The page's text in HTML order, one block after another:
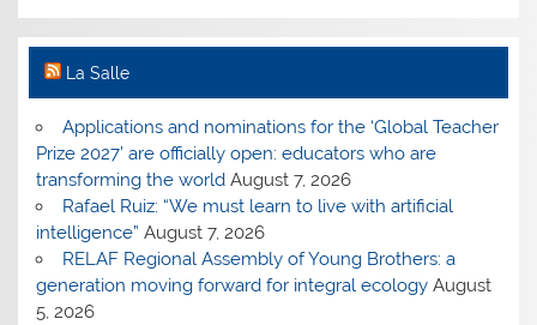
La Salle
Applications and nominations for the ‘Global Teacher
Prize 2027’ are officially open: educators who are
transforming the world August 7, 2026
Rafael Ruiz: “We must learn to live with artificial
intelligence” August 7, 2026
RELAF Regional Assembly of Young Brothers: a
generation moving forward for integral ecology August
5, 2026